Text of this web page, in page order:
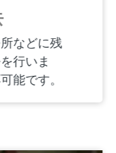
などに残
行いま
能です。